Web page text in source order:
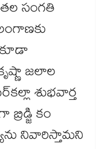
సంగతి
జలాల
శుభవార్త
కం
నివారిస్తామని